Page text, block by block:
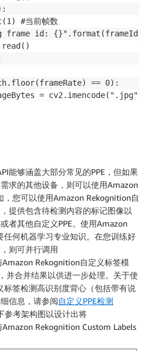
"Confidence":
"Value": true
}
}
"LEFT_HAND",
80.49284362792969,
[]
"HEAD",
99.91870880126953,
[
{
"BoundingBox": {
"Width":
"Height":
"Left":
"Top":
},
"Confidence":
#当前帧数
frame id: {}".format(frameId))
== 0):
= cv2.imencode(".jpg",
imageBytes.tobytes(),
response["Persons"]:
= (frameId/
+ ".json", "w") as f:
能够涵盖大部分常见的PPE，但如果
求的其他设备，则可以使用Amazon
您可以使用Amazon Rekognition自
提供包含待检测内容的标记图像以
者其他自定义PPE。使用Amazon
何机器学习专业知识。在您训练好
则可并行调用
Rekognition自定义标签模
并合并结果以供进一步处理。关于使
签检测高识别度背心（包括带有说
信息，请参阅自定义PPE检测
参考架构图以设计出将
Rekognition Custom Labels